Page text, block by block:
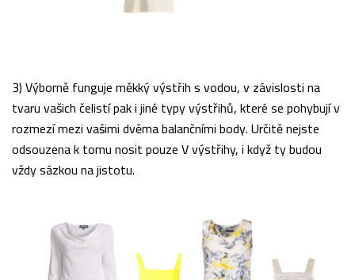
3) Výborně funguje měkký výstřih s vodou, v závislosti na
tvaru vašich čelistí pak i jiné typy výstřihů, které se pohybují v
rozmezí mezi vašimi dvěma balančními body. Určitě nejste
odsouzena k tomu nosit pouze V výstřihy, i když ty budou
vždy sázkou na jistotu.